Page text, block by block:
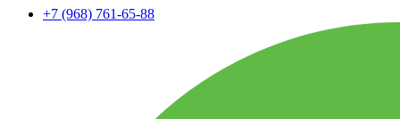
+7 (968) 761-65-88